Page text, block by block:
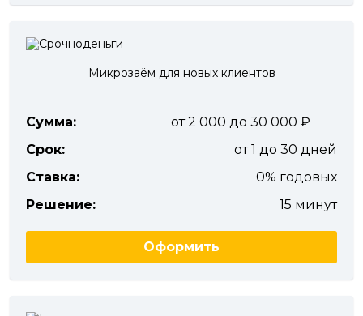
Микрозаём для новых клиентов
Сумма:
от 2 000 до 30 000
Срок:
от 1 до 30 дней
Ставка:
0% годовых
Решение:
15 минут
Оформить